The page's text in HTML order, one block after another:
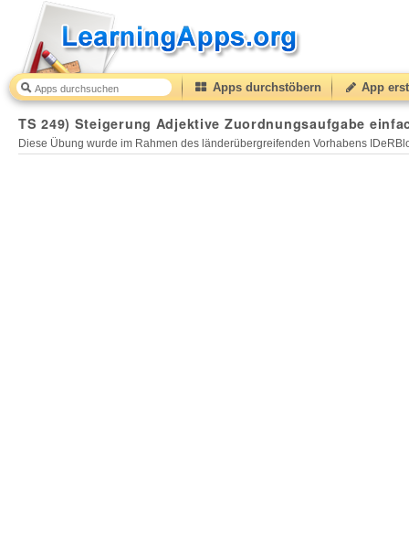
Apps durchstöbern App
TS 249) Steigerung Adjektive Zuordnungsaufgabe
Diese Übung wurde im Rahmen des länderübergreifenden Vorhabens